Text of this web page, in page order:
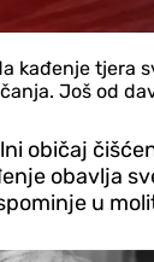
kađenje tjera
Još od
običaj
obavlja
u